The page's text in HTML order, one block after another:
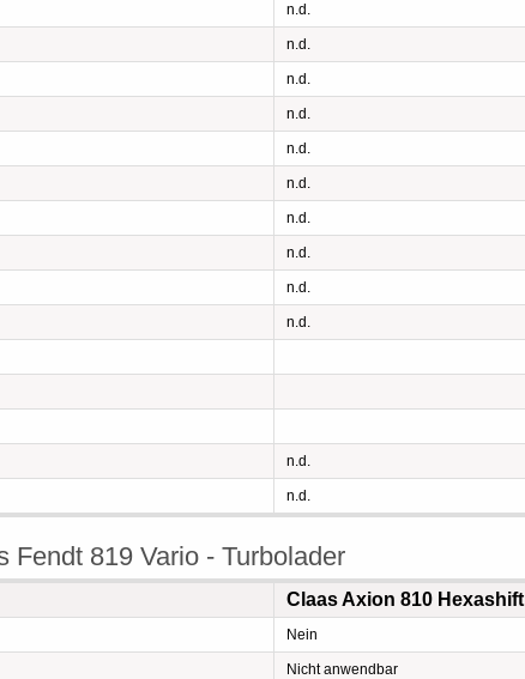
n.d.
n.d.
n.d.
n.d.
n.d.
n.d.
n.d.
n.d.
n.d.
n.d.
n.d.
n.d.
Fendt 819 Vario - Turbolader
Claas Axion 810 Hexashift
Nein
Nicht anwendbar